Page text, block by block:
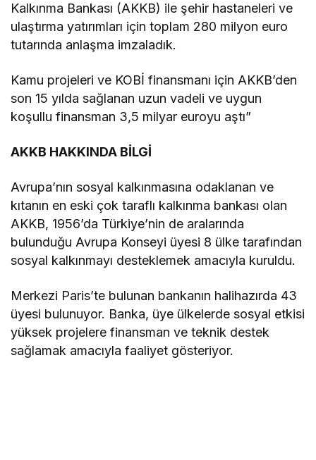
Kalkınma Bankası (AKKB) ile şehir hastaneleri ve
ulaştırma yatırımları için toplam 280 milyon euro
tutarında anlaşma imzaladık.
Kamu projeleri ve KOBİ finansmanı için AKKB’den
son 15 yılda sağlanan uzun vadeli ve uygun
koşullu finansman 3,5 milyar euroyu aştı”
AKKB HAKKINDA BİLGİ
Avrupa’nın sosyal kalkınmasına odaklanan ve
kıtanın en eski çok taraflı kalkınma bankası olan
AKKB, 1956’da Türkiye’nin de aralarında
bulunduğu Avrupa Konseyi üyesi 8 ülke tarafından
sosyal kalkınmayı desteklemek amacıyla kuruldu.
Merkezi Paris’te bulunan bankanın halihazırda 43
üyesi bulunuyor. Banka, üye ülkelerde sosyal etkisi
yüksek projelere finansman ve teknik destek
sağlamak amacıyla faaliyet gösteriyor.